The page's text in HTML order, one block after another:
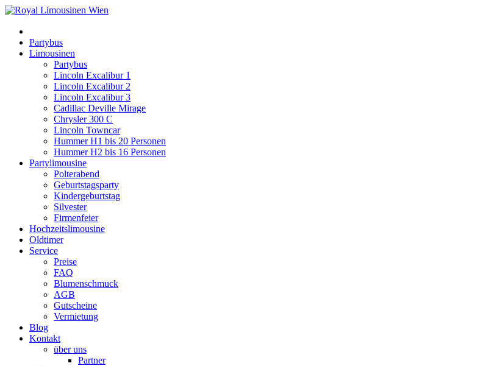
Partybus
Limousinen
Partybus
Lincoln Excalibur 1
Lincoln Excalibur 2
Lincoln Excalibur 3
Cadillac Deville Mirage
Chrysler 300 C
Lincoln Towncar
Hummer H1 bis 20 Personen
Hummer H2 bis 16 Personen
Partylimousine
Polterabend
Geburtstagsparty
Kindergeburtstag
Silvester
Firmenfeier
Hochzeitslimousine
Oldtimer
Service
Preise
FAQ
Blumenschmuck
AGB
Gutscheine
Vermietung
Blog
Kontakt
über uns
Partner